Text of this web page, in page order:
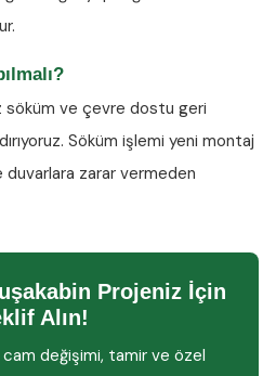
söküm ve çevre dostu geri
Söküm işlemi yeni montaj
zarar vermeden
Projeniz İçin
Alın!
cam değişimi, tamir ve özel